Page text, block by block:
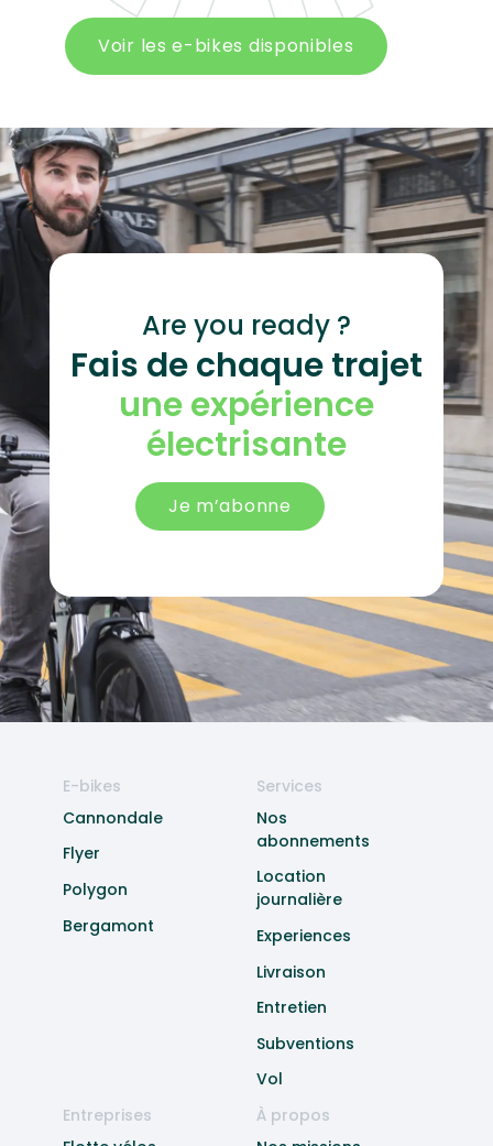
Voir les e-bikes disponibles
Are you ready ?
Fais de chaque trajet
une expérience
électrisante
Je m’abonne
E-bikes
Cannondale
Flyer
Polygon
Bergamont
Services
Nos
abonnements
Location
journalière
Experiences
Livraison
Entretien
Subventions
Vol
Entreprises
À propos